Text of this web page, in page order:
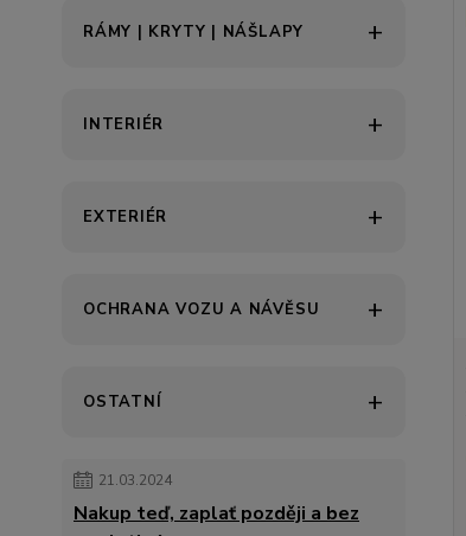
RÁMY | KRYTY | NÁŠLAPY
INTERIÉR
EXTERIÉR
OCHRANA VOZU A NÁVĚSU
OSTATNÍ
21.03.2024
Nakup teď, zaplať později a bez